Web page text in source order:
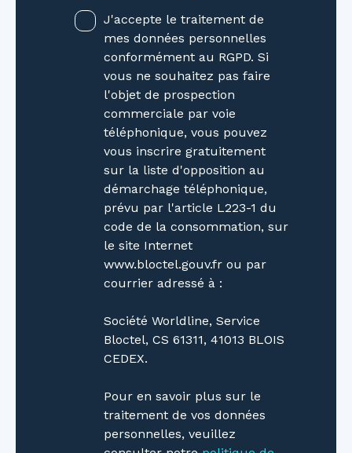
J'accepte le traitement de
mes données personnelles
conformément au RGPD. Si
vous ne souhaitez pas faire
l'objet de prospection
commerciale par voie
téléphonique, vous pouvez
vous inscrire gratuitement
sur la liste d'opposition au
démarchage téléphonique,
prévu par l'article L223-1 du
code de la consommation, sur
le site Internet
www.bloctel.gouv.fr ou par
courrier adressé à :
Société Worldline, Service
Bloctel, CS 61311, 41013 BLOIS
CEDEX.
Pour en savoir plus sur le
traitement de vos données
personnelles, veuillez